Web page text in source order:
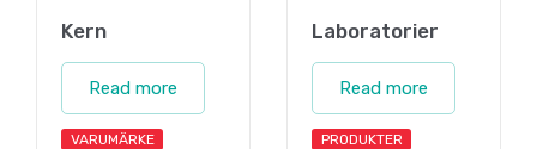
Kern
Read more
VARUMÄRKE
Laboratorier
Read more
PRODUKTER